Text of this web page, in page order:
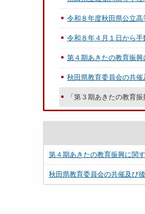
令和８年度秋田県公立
令和８年４月１日から
第４期あきたの教育振興
秋田県教育委員会の共
「第３期あきたの教育
第４期あきたの教育振興に関
秋田県教育委員会の共催及び